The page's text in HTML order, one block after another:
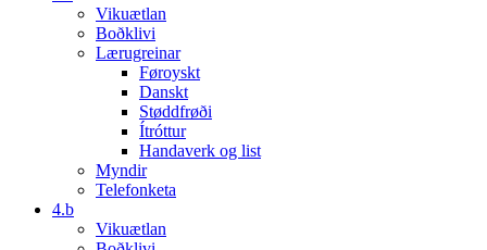
Vikuætlan
Boðklivi
Lærugreinar
Føroyskt
Danskt
Støddfrøði
Ítróttur
Handaverk og list
Myndir
Telefonketa
4.b
Vikuætlan